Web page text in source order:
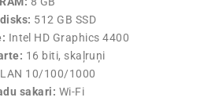
512 GB SSD
Intel HD Graphics 4400
16 biti, skaļruņi
LAN 10/100/1000
sakari: Wi-Fi